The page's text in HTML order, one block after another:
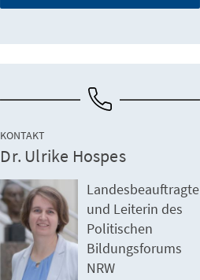
KONTAKT
Dr. Ulrike Hospes
Landesbeauftragte
und Leiterin des
Politischen
Bildungsforums
NRW